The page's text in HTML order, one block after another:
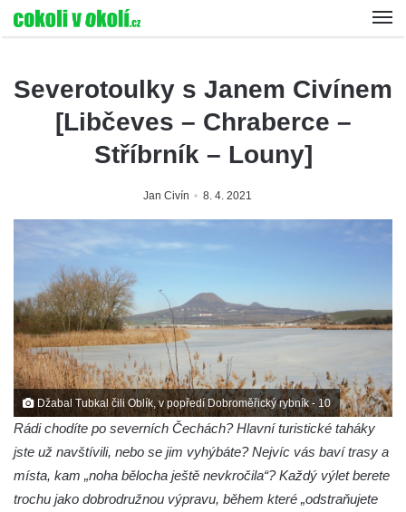
Severotoulky s Janem Civínem
[Libčeves – Chraberce –
Stříbrník – Louny]
Jan Civín 8. 4. 2021
Džabal Tubkal čili Oblík, v popředí Dobroměřický rybník - 10
Rádi chodíte po severních Čechách? Hlavní turistické taháky
jste už navštívili, nebo se jim vyhýbáte? Nejvíc vás baví trasy a
místa, kam „noha bělocha ještě nevkročila“? Každý výlet berete
trochu jako dobrodružnou výpravu, během které „odstraňujete